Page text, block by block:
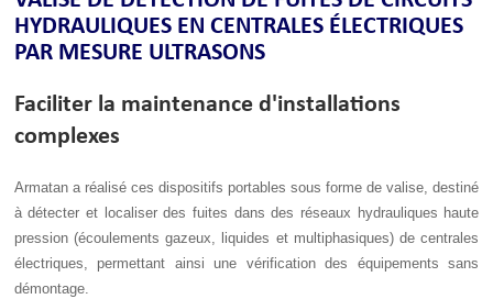
HYDRAULIQUES EN CENTRALES ÉLECTRIQUES
PAR MESURE ULTRASONS
Faciliter la maintenance d'installations
complexes
Armatan a réalisé ces dispositifs portables sous forme de valise, destiné
à détecter et localiser des fuites dans des réseaux hydrauliques haute
pression (écoulements gazeux, liquides et multiphasiques) de centrales
électriques, permettant ainsi une vérification des équipements sans
démontage.